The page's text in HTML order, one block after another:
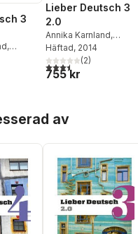
3
,
Totalt antal röster:
Lieber Deutsch 3
2.0
Annika Karnland,
Anders Odeldahl
Gottschalk
Häftad, 2014
3,5utav 5 stjärnor.
(2)
755 kr
av